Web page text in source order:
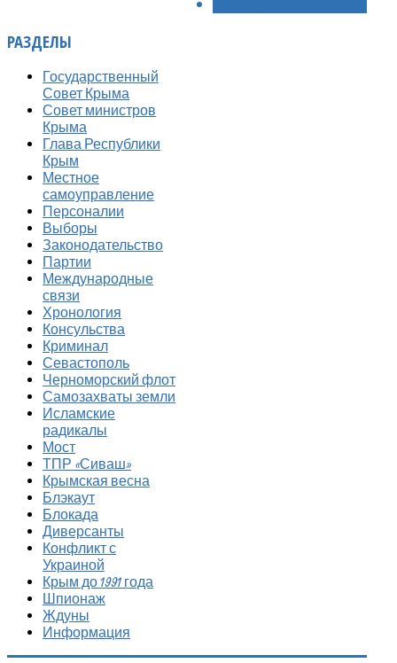
РАЗДЕЛЫ
Государственный
Совет Крыма
Совет министров
Крыма
Глава Республики
Крым
Местное
самоуправление
Персоналии
Выборы
Законодательство
Партии
Международные
связи
Хронология
Консульства
Криминал
Севастополь
Черноморский флот
Самозахваты земли
Исламские
радикалы
Мост
ТПР «Сиваш»
Крымская весна
Блэкаут
Блокада
Диверсанты
Конфликт с
Украиной
Крым до 1991 года
Шпионаж
Ждуны
Информация